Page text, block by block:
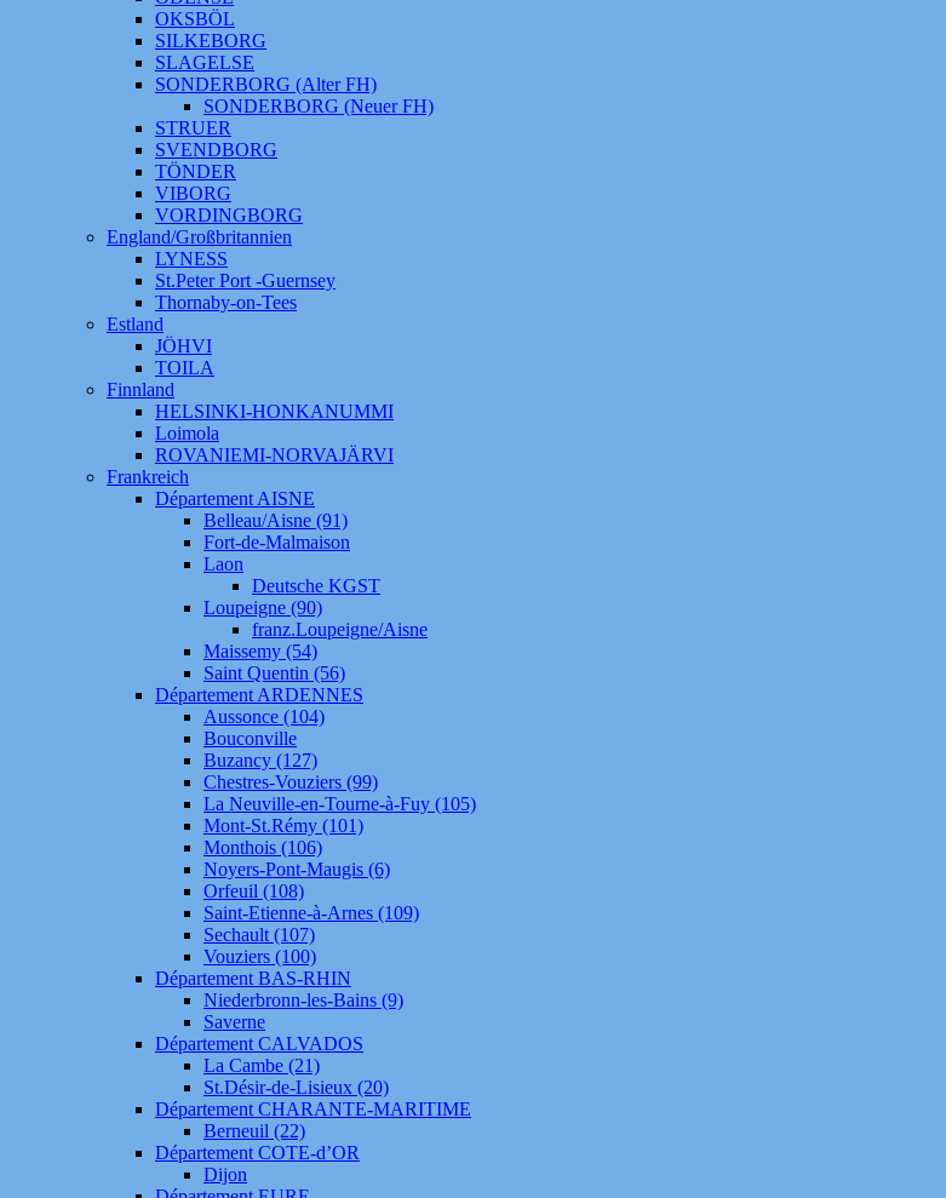
OKSBÖL
SILKEBORG
SLAGELSE
SONDERBORG (Alter FH)
SONDERBORG (Neuer FH)
STRUER
SVENDBORG
TÖNDER
VIBORG
VORDINGBORG
England/Großbritannien
LYNESS
St.Peter Port -Guernsey
Thornaby-on-Tees
Estland
JÖHVI
TOILA
Finnland
HELSINKI-HONKANUMMI
Loimola
ROVANIEMI-NORVAJÄRVI
Frankreich
Département AISNE
Belleau/Aisne (91)
Fort-de-Malmaison
Laon
Deutsche KGST
Loupeigne (90)
franz.Loupeigne/Aisne
Maissemy (54)
Saint Quentin (56)
Département ARDENNES
Aussonce (104)
Bouconville
Buzancy (127)
Chestres-Vouziers (99)
La Neuville-en-Tourne-à-Fuy (105)
Mont-St.Rémy (101)
Monthois (106)
Noyers-Pont-Maugis (6)
Orfeuil (108)
Saint-Etienne-à-Arnes (109)
Sechault (107)
Vouziers (100)
Département BAS-RHIN
Niederbronn-les-Bains (9)
Saverne
Département CALVADOS
La Cambe (21)
St.Désir-de-Lisieux (20)
Département CHARANTE-MARITIME
Berneuil (22)
Département COTE-d’OR
Dijon